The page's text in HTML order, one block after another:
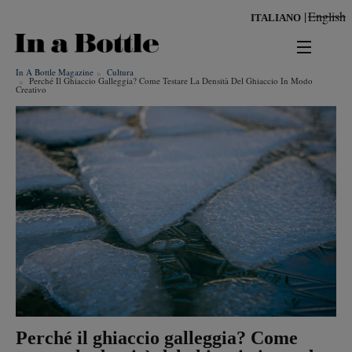
contenuto
ITALIANO English
Risultati per
news
territorio
benessere
ambiente
cultura
persone
In A Bottle Magazine Cultura
Perché Il Ghiaccio Galleggia? Come Testare La Densità Del Ghiaccio In Modo
Creativo
Perché il ghiaccio galleggia? Come